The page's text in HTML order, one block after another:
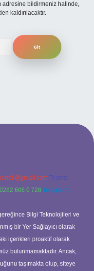
adresine bildirmeniz halinde,
kaldırılacaktır.
Teams:
606 0 726 Telegram:
Bilgi Teknolojileri ve
bir Yer Sağlayıcı olarak
içerikleri proaktif olarak
bulunmamaktadır. Ancak,
taşımakta olup, siteye